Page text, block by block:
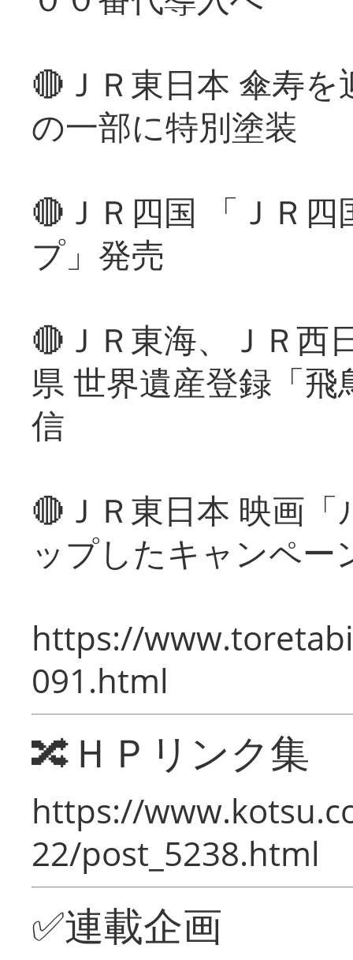
🔴ＪＲ東日本 傘寿
の一部に特別塗装
🔴ＪＲ四国 「ＪＲ
プ」発売
🔴ＪＲ東海、ＪＲ西
県 世界遺産登録「
信
🔴ＪＲ東日本 映画
ップしたキャンペー
https://
091.html
🔀ＨＰリンク集
https://
22/post_5238.html
✅連載企画